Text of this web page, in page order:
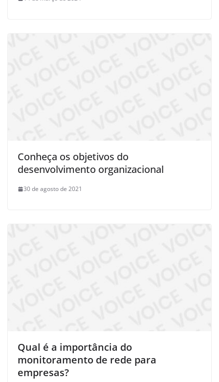
Conheça os objetivos do
desenvolvimento organizacional
30 de agosto de 2021
Qual é a importância do
monitoramento de rede para
empresas?